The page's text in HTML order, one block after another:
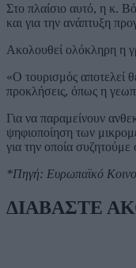
Στο πλαίσιο αυτό, η κ.
και για την ανάπτυξη
Ακολουθεί ολόκληρη η
«Ο τουρισμός αποτελεί
προκλήσεις, όπως η
Για να παραμείνουν
ψηφιοποίηση των
για την οποία
*Πηγή: Ευρωπαϊκό
ΔΙΑΒΑΣΤΕ